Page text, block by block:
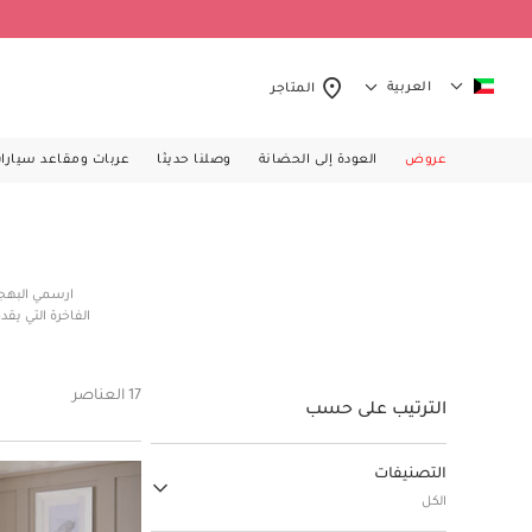
العربية المتاجر
عروض العودة إلى الحضانة وصلنا حديثا عربات ومقاعد
ارسمي
الفاخرة التي
الترتيب على حسب
التصنيفات
الكل
17 العناصر